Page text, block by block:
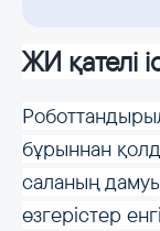
ЖИ қателі
бұрыннан
саланың
өзгерістер